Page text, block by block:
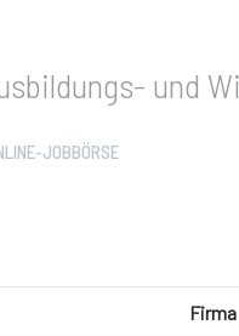
und
JOBBÖRSE
Firma